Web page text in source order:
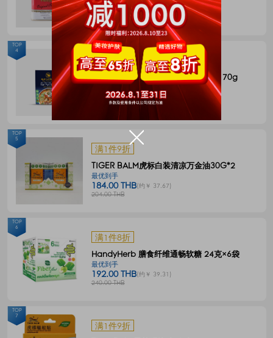
144.00 THB(约￥ 29.48)
180.00 THB
满1件8折
BLUE ELEPHANT 冬阴功一体式汤料 70g
55.00 THB(约￥ 11.26)
68.00 THB
TOP
4
满1件9折
TIGER BALM虎标白装清凉万金油30G*2
最优到手
184.00 THB(约￥ 37.67)
204.00 THB
TOP
5
满1件8折
HandyHerb 膳食纤维通畅软糖 24克×6袋
最优到手
192.00 THB(约￥ 39.31)
240.00 THB
TOP
6
满1件9折
TOP
7